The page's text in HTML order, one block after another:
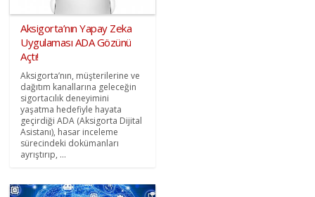
Aksigorta’nın Yapay Zeka
Uygulaması ADA Gözünü
Açtı!
Aksigorta’nın, müşterilerine ve
dağıtım kanallarına geleceğin
sigortacılık deneyimini
yaşatma hedefiyle hayata
geçirdiği ADA (Aksigorta Dijital
Asistanı), hasar inceleme
sürecindeki dokümanları
ayrıştırıp, ...